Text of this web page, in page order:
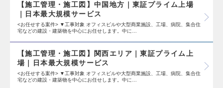
【施工管理・施工図】中国地方｜東証プライム上場
｜日本最大規模サービス
<お任せする案件> ▼工事対象 オフィスビルや大型商業施設、工場、病院、集合住
宅などの建設・建築物を中心にお任せします。中に…
【施工管理・施工図】関西エリア｜東証プライム上
場｜日本最大規模サービス
<お任せする案件> ▼工事対象 オフィスビルや大型商業施設、工場、病院、集合住
宅などの建設・建築物を中心にお任せします。中に…